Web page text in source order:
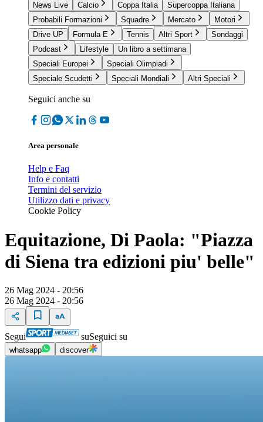
News Live
Calcio Coppa Italia
Supercoppa Italiana
Probabili Formazioni
Squadre Mercato
Motori
Drive UP
Formula E Tennis Altri Sport
Sondaggi
Podcast
Lifestyle
Un libro a settimana
Speciali Europei
Speciali Olimpiadi
Speciale Scudetti
Speciali Mondiali Altri Speciali
Seguici anche su
Area personale
Help e Faq
Info e contatti
Termini del servizio
Utilizzo dati e privacy
Cookie Policy
Equitazione, Di Paola: "Piazza
di Siena tra edizioni piu' belle"
26 Mag 2024 - 20:56
26 Mag 2024 - 20:56
Segui suSeguici su
whatsapp discover